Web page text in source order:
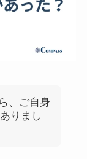
、ご自身
りまし